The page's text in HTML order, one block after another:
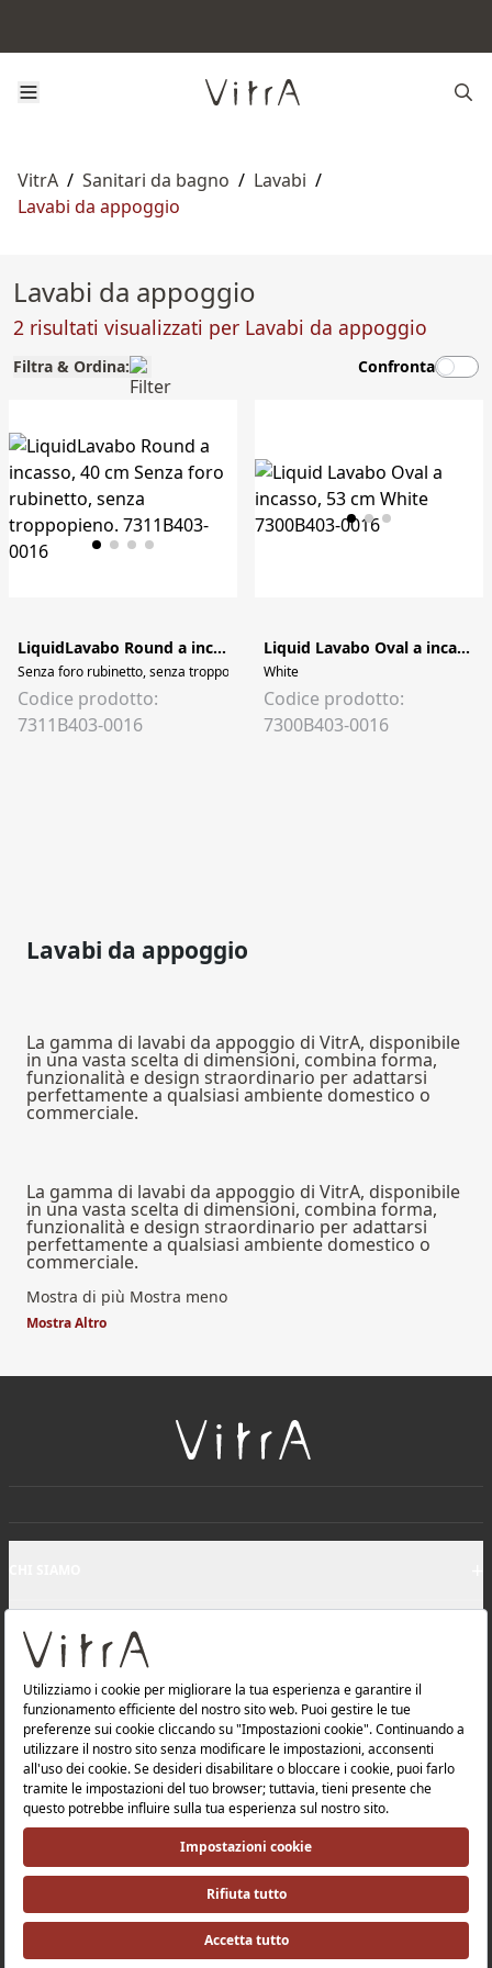
VitrA / Sanitari da bagno / Lavabi /
Lavabi da appoggio
Lavabi da appoggio
2 risultati visualizzati per Lavabi da appoggio
Filtra & Ordina: Confronta
LiquidLavabo Round a incasso, 40 cm
Senza foro rubinetto, senza troppopieno.
Codice prodotto:
7311B403-0016
Liquid Lavabo Oval a incasso, 53 cm
White
Codice prodotto:
7300B403-0016
Lavabi da appoggio
La gamma di lavabi da appoggio di VitrA, disponibile
in una vasta scelta di dimensioni, combina forma,
funzionalità e design straordinario per adattarsi
perfettamente a qualsiasi ambiente domestico o
commerciale.
La gamma di lavabi da appoggio di VitrA, disponibile
in una vasta scelta di dimensioni, combina forma,
funzionalità e design straordinario per adattarsi
perfettamente a qualsiasi ambiente domestico o
commerciale.
Mostra di più Mostra meno
Mostra Altro
PRODOTTI
Informativa sulla privacy e politica sulla protezione dei
dati |
Politica di qualità |
Politica in materia di salute e la sicurezza sul lavoro |
Politica ambientale |Politica energetica |
Relazioni con gli investitori |